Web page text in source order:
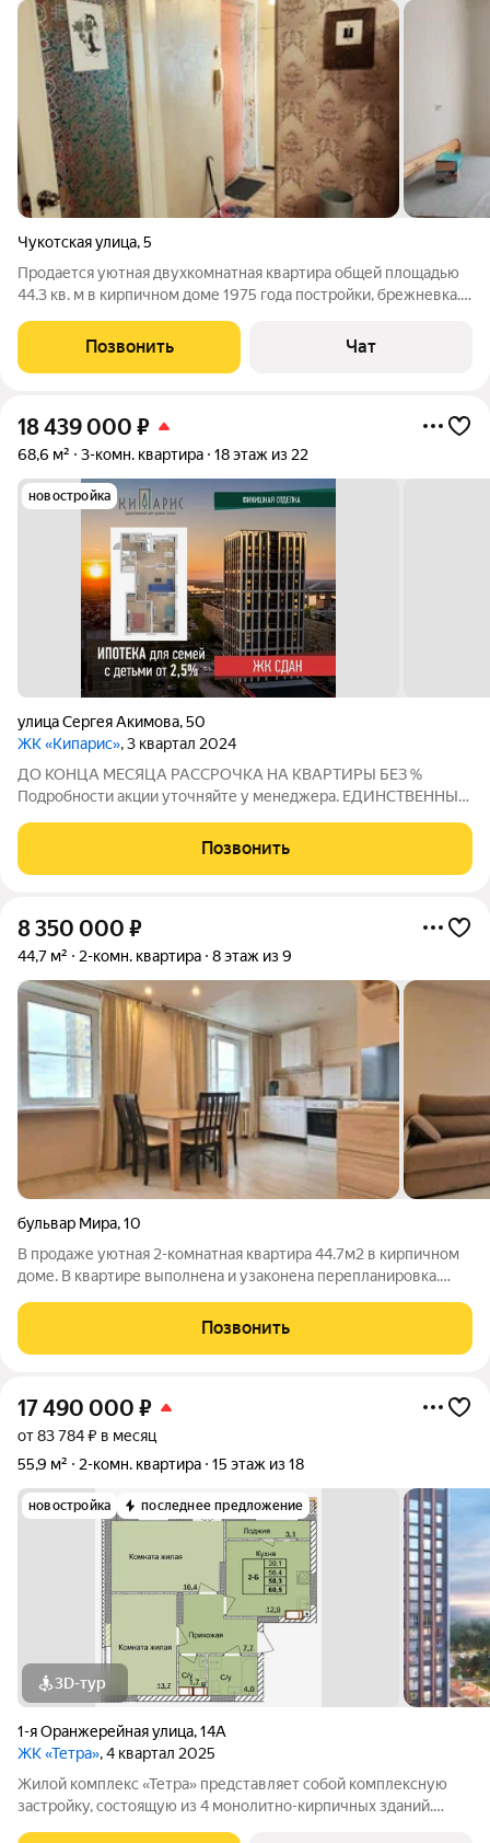
Чукотская улица,5
Продается уютная двухкомнатная квартира общей площадью
44.3 кв. м в кирпичном доме 1975 года постройки, брежневка.
Квартира расположена на первом этаже пятиэтажного дома.
Окна выходят во двор,
Позвонить Чат
18 439 000 ₽
68,6 м² 3-комн. квартира 18 этаж из 22
новостройка
улица Сергея Акимова,50
ЖК «Кипарис», 3 квартал 2024
ДО КОНЦА МЕСЯЦА РАССРОЧКА НА КВАРТИРЫ БЕЗ %
Подробности акции уточняйте у менеджера. ЕДИНСТВЕННЫЙ
единственный на Мещере дом уровня Селект. Это осознанный
выбор качества жизни: продуманные строительные
Позвонить
8 350 000 ₽
44,7 м² 2-комн. квартира 8 этаж из 9
бульвар Мира,10
В продаже уютная 2-комнатная квартира 44.7м2 в кирпичном
доме. В квартире выполнена и узаконена перепланировка.
на застекленную лоджию. Просторная кухня гостиная 23.8 м2
на два окна, при
Позвонить
17 490 000 ₽
от 83 784 ₽ в месяц
55,9 м²
2-комн. квартира 15 этаж из 18
новостройка последнее предложение
3D-тур
1-я Оранжерейная улица,14А
ЖК «Тетра», 4 квартал 2025
Жилой комплекс «Тетра» представляет собой комплексную
застройку, состоящую из 4 монолитно-кирпичных зданий.